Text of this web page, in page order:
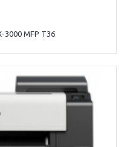
3000 MFP T36